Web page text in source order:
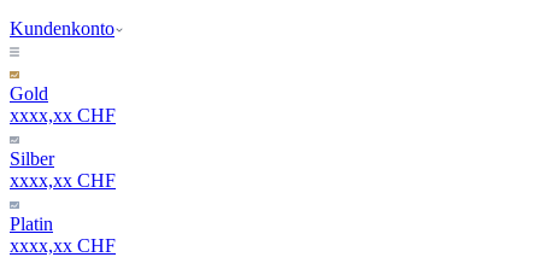
Kundenkonto
Gold
xxxx,xx CHF
Silber
xxxx,xx CHF
Platin
xxxx,xx CHF